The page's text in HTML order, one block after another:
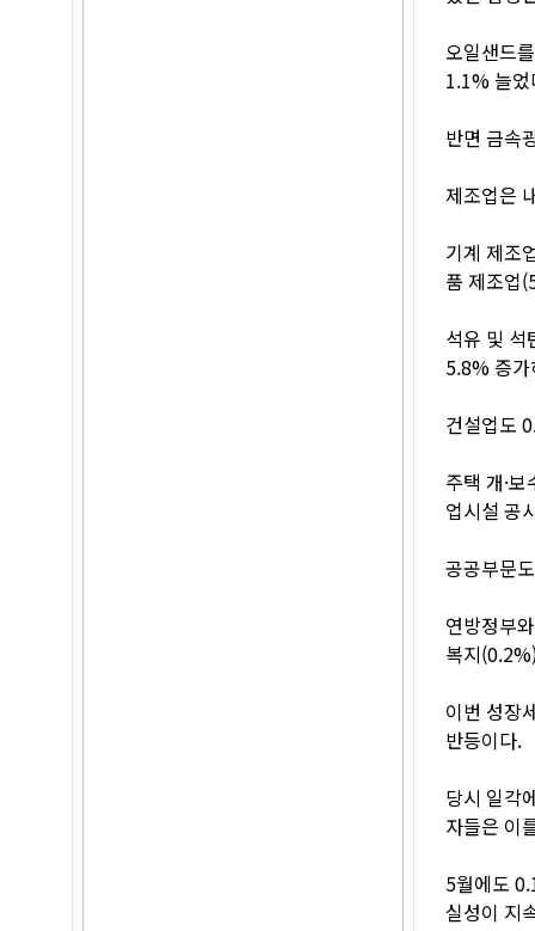
오일샌드
1.1% 늘었
반면 금속
제조업은
기계 제조
품 제조업
석유 및 석
5.8% 증
건설업도
주택 개·
업시설 공
공공부문
연방정부
복지
이번 성장
반등이다.
당시 일각
자들은 이
5월에도
실성이 지